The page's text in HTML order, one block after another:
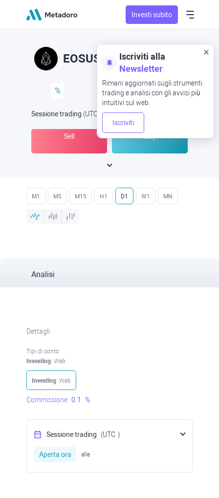
Investi subito
Iscriviti alla
Newsletter
Rimani aggiornati sugli strumenti
trading e analisi con gli avvisi più
intuitivi sul web.
Iscriviti
EOSUSD EOS/USD
%
Sessione trading (UTC ) -Aperta oraalle
Sell Buy
M1 M5 M15 H1 D1 W1 MN
Analisi
Dettagli
Tipi di conto
Investing: Web
Investing: Web
Commissione 0.1 %
Sessione trading (UTC )
Aperta ora alle